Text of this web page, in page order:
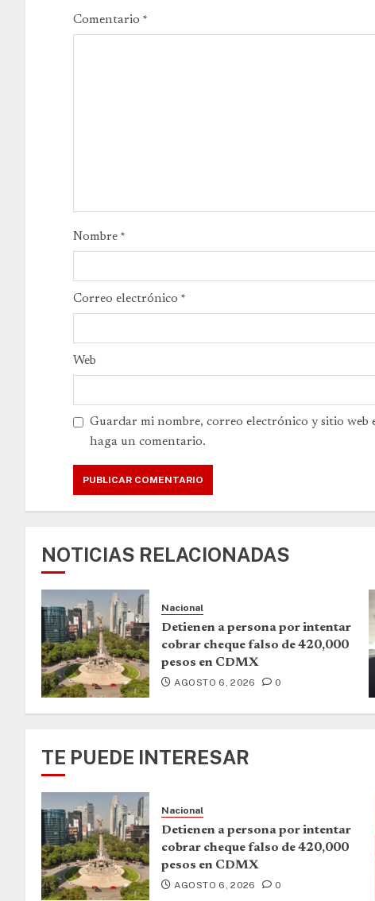
Comentario *
Nombre *
Correo electrónico *
Web
Guardar mi nombre, correo electrónico y sitio web
haga un comentario.
NOTICIAS RELACIONADAS
Nacional
Detienen a persona por intentar
cobrar cheque falso de 420,000
pesos en CDMX
AGOSTO 6, 2026 0
TE PUEDE INTERESAR
Nacional
Detienen a persona por intentar
cobrar cheque falso de 420,000
pesos en CDMX
AGOSTO 6, 2026 0